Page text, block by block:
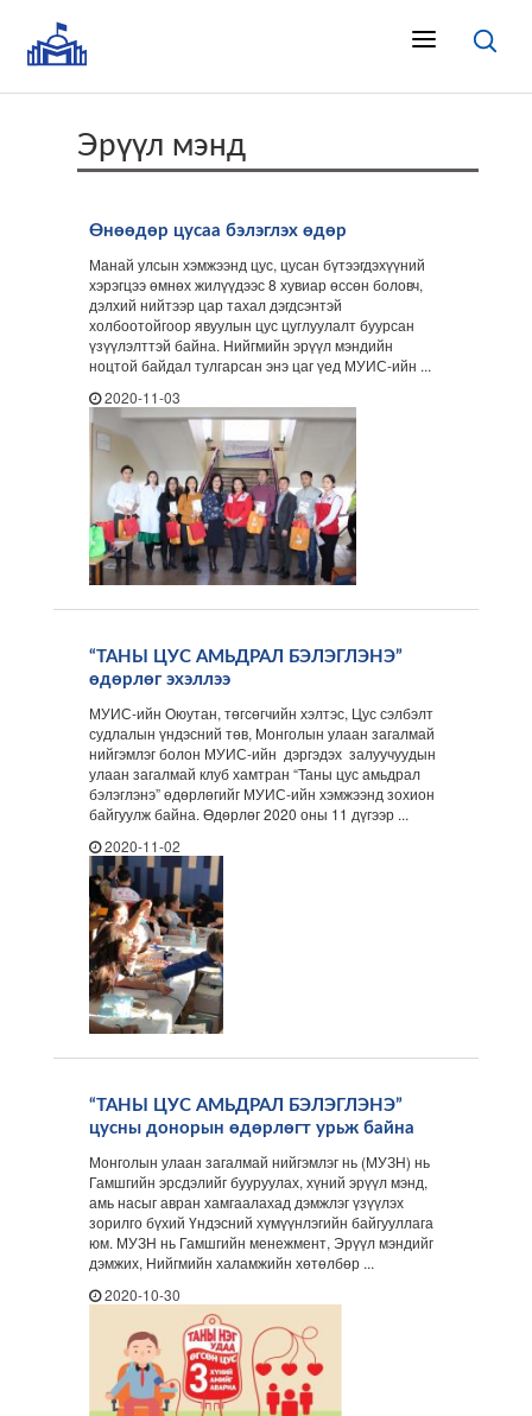
Эрүүл мэнд
Өнөөдөр цусаа бэлэглэх өдөр
Манай улсын хэмжээнд цус, цусан бүтээгдэхүүний
хэрэгцээ өмнөх жилүүдээс 8 хувиар өссөн боловч,
дэлхий нийтээр цар тахал дэгдсэнтэй
холбоотойгоор явуулын цус цуглуулалт буурсан
үзүүлэлттэй байна. Нийгмийн эрүүл мэндийн
ноцтой байдал тулгарсан энэ цаг үед МУИС-ийн ...
2020-11-03
“ТАНЫ ЦУС АМЬДРАЛ БЭЛЭГЛЭНЭ”
өдөрлөг эхэллээ
МУИС-ийн Оюутан, төгсөгчийн хэлтэс, Цус сэлбэлт
судлалын үндэсний төв, Монголын улаан загалмай
нийгэмлэг болон МУИС-ийн дэргэдэх залуучуудын
улаан загалмай клуб хамтран “Таны цус амьдрал
бэлэглэнэ” өдөрлөгийг МУИС-ийн хэмжээнд зохион
байгуулж байна. Өдөрлөг 2020 оны 11 дүгээр ...
2020-11-02
“ТАНЫ ЦУС АМЬДРАЛ БЭЛЭГЛЭНЭ”
цусны донорын өдөрлөгт урьж байна
Монголын улаан загалмай нийгэмлэг нь (МУЗН) нь
Гамшгийн эрсдэлийг бууруулах, хүний эрүүл мэнд,
амь насыг авран хамгаалахад дэмжлэг үзүүлэх
зорилго бүхий Үндэсний хүмүүнлэгийн байгууллага
юм. МУЗН нь Гамшгийн менежмент, Эрүүл мэндийг
дэмжих, Нийгмийн халамжийн хөтөлбөр ...
2020-10-30